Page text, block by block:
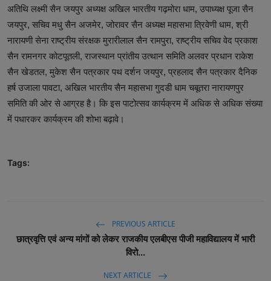
अतिथि लक्ष्मी सैन जयपुर अध्यक्ष अखिल भारतीय गढ़मोरा धाम, उपाध्यक्ष पूजा सैन
जयपुर, सचिव मधु सैन अजमेर, जोरावर सैन अध्यक्ष महासभा त्रिवेणी धाम, श्री
नारायणी सेना राष्ट्रीय संरक्षक मुरारीलाल सैन रामपुरा, राष्ट्रीय सचिव वेद प्रकाश
सैन रामनगर कोटपूतली, राजस्थान प्रांतीय उत्थान समिति अलवर प्रधान राकेश
सैन खेडतल, मुकेश सैन पत्रकार पथ दर्शन जयपुर, प्रहलाद सैन पत्रकार दैनिक
हर्ष उजाला पावटा, अखिल भारतीय सैन महासभा गुदडी धाम चबूतरा नारायणपुर
समिति की ओर से आग्रह है। कि इस पाटोत्सव कार्यक्रम में अधिक से अधिक संख्या
में पधारकर कार्यक्रम की शोभा बढ़ावे।
Tags:
PREVIOUS ARTICLE
छात्रवृत्ति एवं अन्य मांगों को लेकर राजकीय एलबीएस पीजी महाविद्यालय में भारी
विरो...
NEXT ARTICLE